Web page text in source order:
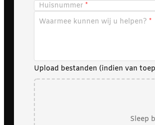
Huisnummer
Waarmee kunnen wij u helpen?
Upload bestanden (indien van
Sleep